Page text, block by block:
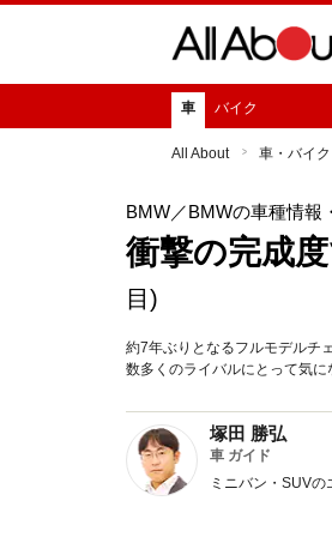
車 バイク
All About 車・バイク
BMW／BMWの車種情報
衝撃の完成
目)
約7年ぶりとなるフルモデルチ
数多くのライバルにとって気
塚田 勝弘
車 ガイド
ミニバン・SUV